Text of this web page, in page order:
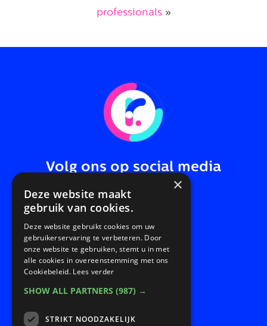
professionals»
Volg ons op social media
Snel naar:
Home
×
Deze website maakt
gebruik van cookies.
Deze website gebruikt cookies om uw
gebruikerservaring te verbeteren. Door
onze website te gebruiken, stemt u in met
alle cookies in overeenstemming met ons
Cookiebeleid. Lees verder
SHOW ALL PARTNERS (987) →
STRIKT NOODZAKELIJK